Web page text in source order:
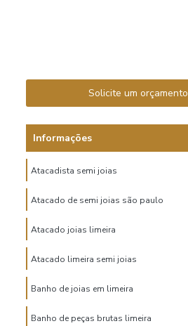
Solicite um orçamento
Informações
Atacadista semi joias
Atacado de semi joias são paulo
Atacado joias limeira
Atacado limeira semi joias
Banho de joias em limeira
Banho de peças brutas limeira